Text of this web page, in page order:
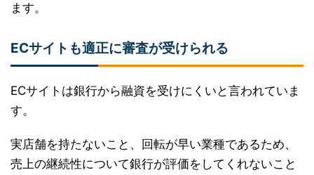
ます。
ECサイトも適正に審査が受けられる
ECサイトは銀行から融資を受けにくいと言われていま
す。
実店舗を持たないこと、回転が早い業種であるため、
売上の継続性について銀行が評価をしてくれないこと